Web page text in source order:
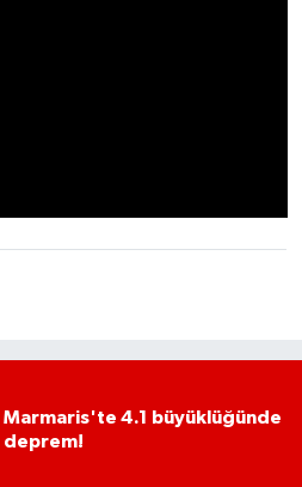
Marmaris'te 4.1 büyüklüğünde
deprem!